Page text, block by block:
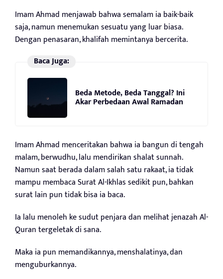
Imam Ahmad menjawab bahwa semalam ia baik-baik
saja, namun menemukan sesuatu yang luar biasa.
Dengan penasaran, khalifah memintanya bercerita.
Baca Juga:
Beda Metode, Beda Tanggal? Ini
Akar Perbedaan Awal Ramadan
Imam Ahmad menceritakan bahwa ia bangun di tengah
malam, berwudhu, lalu mendirikan shalat sunnah.
Namun saat berada dalam salah satu rakaat, ia tidak
mampu membaca Surat Al-Ikhlas sedikit pun, bahkan
surat lain pun tidak bisa ia baca.
Ia lalu menoleh ke sudut penjara dan melihat jenazah Al-
Quran tergeletak di sana.
Maka ia pun memandikannya, menshalatinya, dan
menguburkannya.